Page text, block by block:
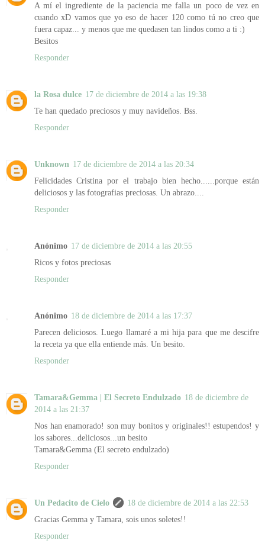
A mí el ingrediente de la paciencia me falla un poco de vez en
cuando xD vamos que yo eso de hacer 120 como tú no creo que
fuera capaz... y menos que me quedasen tan lindos como a ti :)
Besitos
Responder
la Rosa dulce 17 de diciembre de 2014 a las 19:38
Te han quedado preciosos y muy navideños. Bss.
Responder
Unknown 17 de diciembre de 2014 a las 20:34
Felicidades Cristina por el trabajo bien hecho......porque están
deliciosos y las fotografias preciosas. Un abrazo....
Responder
Anónimo 17 de diciembre de 2014 a las 20:55
Ricos y fotos preciosas
Responder
Anónimo 18 de diciembre de 2014 a las 17:37
Parecen deliciosos. Luego llamaré a mi hija para que me descifre
la receta ya que ella entiende más. Un besito.
Responder
Tamara&Gemma | El Secreto Endulzado 18 de diciembre de
2014 a las 21:37
Nos han enamorado! son muy bonitos y originales!! estupendos! y
los sabores...deliciosos...un besito
Tamara&Gemma (El secreto endulzado)
Responder
Un Pedacito de Cielo
18 de diciembre de 2014 a las 22:53
Gracias Gemma y Tamara, sois unos soletes!!
Responder